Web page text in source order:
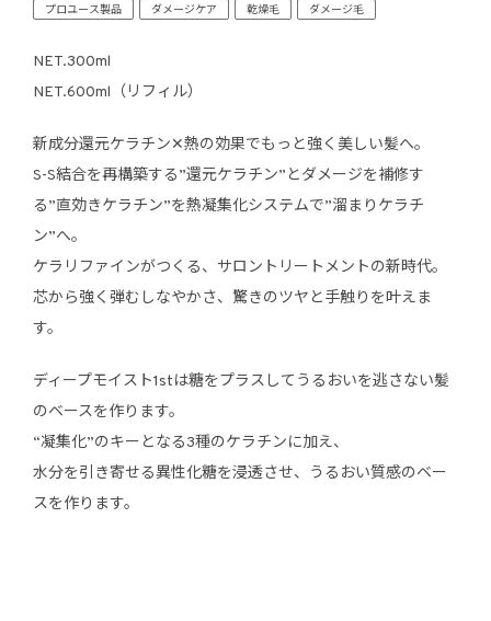
プロユース製品 ダメージケア 乾燥毛 ダメージ毛
NET.300ml
NET.600ml（リフィル）
新成分還元ケラチン✕熱の効果でもっと強く美しい髪へ。
S-S結合を再構築する”還元ケラチン”とダメージを補修す
る”直効きケラチン”を熱凝集化システムで”溜まりケラチ
ン”へ。
ケラリファインがつくる、サロントリートメントの新時代。
芯から強く弾むしなやかさ、驚きのツヤと手触りを叶えま
す。
ディープモイスト1stは糖をプラスしてうるおいを逃さない髪
のベースを作ります。
“凝集化”のキーとなる3種のケラチンに加え、
水分を引き寄せる異性化糖を浸透させ、うるおい質感のベー
スを作ります。